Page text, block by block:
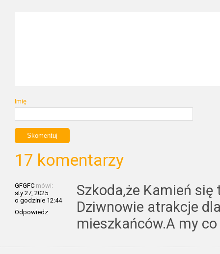
Imię
17 komentarzy
GFGFC mówi:
sty 27, 2025
o godzinie 12:44
Odpowiedz
Szkoda,że Kamień
Dziwnowie atrakcje
mieszkańców.A my